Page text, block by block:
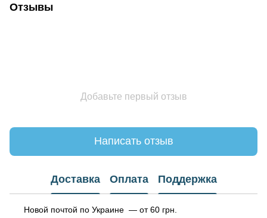
Отзывы
Добавьте первый отзыв
Написать отзыв
Доставка Оплата Поддержка
Новой почтой по Украине — от 60 грн.